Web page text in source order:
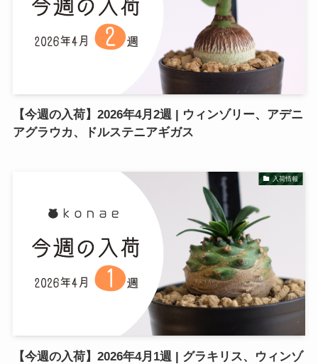
【今週の入荷】2026年4月2週 | ウィンゾリー、アデニ
アグラウカ、ドルステニアギガス
入荷情報
【今週の入荷】2026年4月1週 | グラキリス、ウィンゾ